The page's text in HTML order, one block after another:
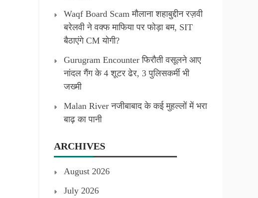
Waqf Board Scam मौलाना शहाबुद्दीन रज़वी
बरेलवी ने वक्फ माफिया पर फोड़ा बम, SIT
बैठाएंगे CM योगी?
Gurugram Encounter फिरौती वसूलने आए
नांदल गैंग के 4 शूटर ढेर, 3 पुलिसकर्मी भी
जख्मी
Malan River नजीबाबाद के कई मुहल्लों में भरा
बाढ़ का पानी
ARCHIVES
August 2026
July 2026